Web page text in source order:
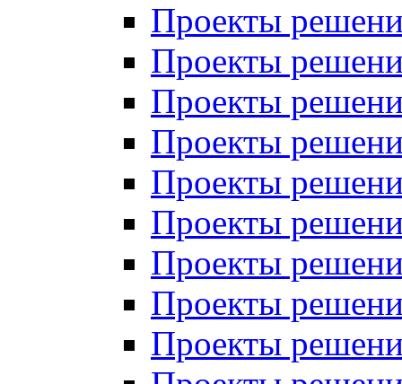
Проекты
Проекты
Проекты
Проекты
Проекты
Проекты
Проекты
Проекты
Проекты